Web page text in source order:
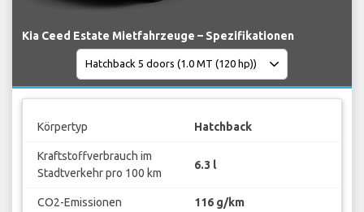
Kia Ceed Estate Mietfahrzeuge – Spezifikationen
Körpertyp Hatchback
Kraftstoffverbrauch im
Stadtverkehr pro 100 km
6.3 l
CO2-Emissionen 116 g/km